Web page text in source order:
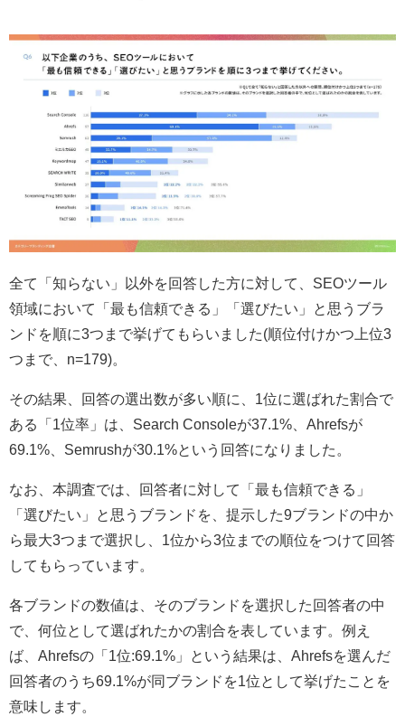
全て「知らない」以外を回答した方に対して、SEOツール
領域において「最も信頼できる」「選びたい」と思うブラ
ンドを順に3つまで挙げてもらいました(順位付けかつ上位3
つまで、n=179)。
その結果、回答の選出数が多い順に、1位に選ばれた割合で
ある「1位率」は、Search Consoleが37.1%、Ahrefsが
69.1%、Semrushが30.1%という回答になりました。
なお、本調査では、回答者に対して「最も信頼できる」
「選びたい」と思うブランドを、提示した9ブランドの中か
ら最大3つまで選択し、1位から3位までの順位をつけて回答
してもらっています。
各ブランドの数値は、そのブランドを選択した回答者の中
で、何位として選ばれたかの割合を表しています。例え
ば、Ahrefsの「1位:69.1%」という結果は、Ahrefsを選んだ
回答者のうち69.1%が同ブランドを1位として挙げたことを
意味します。